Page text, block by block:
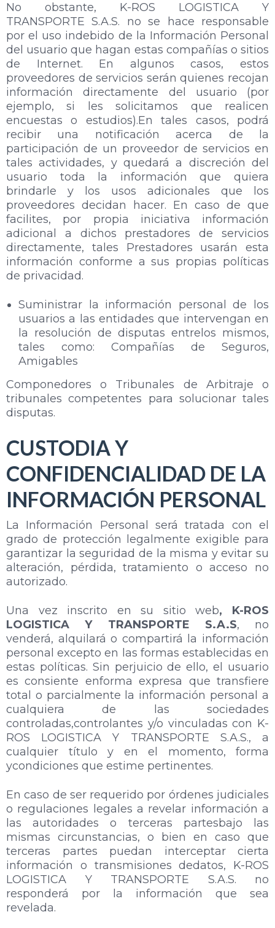
No obstante, K-ROS LOGISTICA Y
TRANSPORTE S.A.S. no se hace responsable
por el uso indebido de la Información Personal
del usuario que hagan estas compañías o sitios
de Internet. En algunos casos, estos
proveedores de servicios serán quienes recojan
información directamente del usuario (por
ejemplo, si les solicitamos que realicen
encuestas o estudios).En tales casos, podrá
recibir una notificación acerca de la
participación de un proveedor de servicios en
tales actividades, y quedará a discreción del
usuario toda la información que quiera
brindarle y los usos adicionales que los
proveedores decidan hacer. En caso de que
facilites, por propia iniciativa información
adicional a dichos prestadores de servicios
directamente, tales Prestadores usarán esta
información conforme a sus propias políticas
de privacidad.
Suministrar la información personal de los
usuarios a las entidades que intervengan en
la resolución de disputas entrelos mismos,
tales como: Compañías de Seguros,
Amigables
Componedores o Tribunales de Arbitraje o
tribunales competentes para solucionar tales
disputas.
CUSTODIA Y
CONFIDENCIALIDAD DE LA
INFORMACIÓN PERSONAL
La Información Personal será tratada con el
grado de protección legalmente exigible para
garantizar la seguridad de la misma y evitar su
alteración, pérdida, tratamiento o acceso no
autorizado.
Una vez inscrito en su sitio web, K-ROS
LOGISTICA Y TRANSPORTE S.A.S, no
venderá, alquilará o compartirá la información
personal excepto en las formas establecidas en
estas políticas. Sin perjuicio de ello, el usuario
es consiente enforma expresa que transfiere
total o parcialmente la información personal a
cualquiera de las sociedades
controladas,controlantes y/o vinculadas con K-
ROS LOGISTICA Y TRANSPORTE S.A.S., a
cualquier título y en el momento, forma
ycondiciones que estime pertinentes.
En caso de ser requerido por órdenes judiciales
o regulaciones legales a revelar información a
las autoridades o terceras partesbajo las
mismas circunstancias, o bien en caso que
terceras partes puedan interceptar cierta
información o transmisiones dedatos, K-ROS
LOGISTICA Y TRANSPORTE S.A.S. no
responderá por la información que sea
revelada.